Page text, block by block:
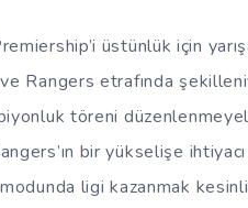
üstünlük için
Rangers etrafında
töreni
bir yükselişe
ligi kazanmak